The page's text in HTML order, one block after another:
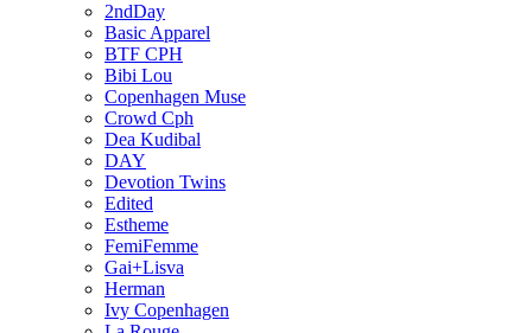
2ndDay
Basic Apparel
BTF CPH
Bibi Lou
Copenhagen Muse
Crowd Cph
Dea Kudibal
DAY
Devotion Twins
Edited
Estheme
FemiFemme
Gai+Lisva
Herman
Ivy Copenhagen